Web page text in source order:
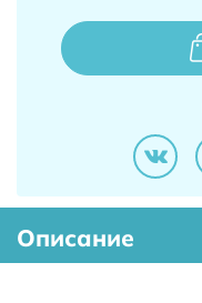
Описание